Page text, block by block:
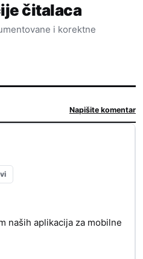
čitalaca
i korektne
Napišite komentar
naših aplikacija za mobilne